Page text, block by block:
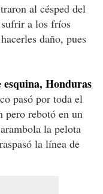
al césped del
a los fríos
daño, pues
Honduras
pasó por toda el
pero rebotó en un
la pelota
la línea de